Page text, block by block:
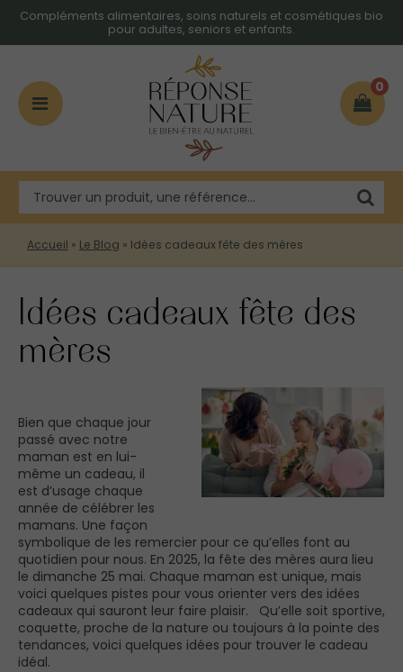
Compléments alimentaires, soins naturels et cosmétiques bio
pour adultes, seniors et enfants.
0
Accueil » Le Blog » Idées cadeaux fête des mères
Idées cadeaux fête des
mères
Bien que chaque jour
passé avec notre
maman est en lui-
même un cadeau, il
est d’usage chaque
année de célébrer les
mamans. Une façon
symbolique de les remercier pour ce qu’elles font au
quotidien pour nous. En 2025, la fête des mères aura lieu
le dimanche 25 mai. Chaque maman est unique, mais
voici quelques pistes pour vous orienter vers des idées
cadeaux qui sauront leur faire plaisir. Qu’elle soit sportive,
coquette, proche de la nature ou toujours à la pointe des
tendances, voici quelques idées pour trouver le cadeau
idéal.